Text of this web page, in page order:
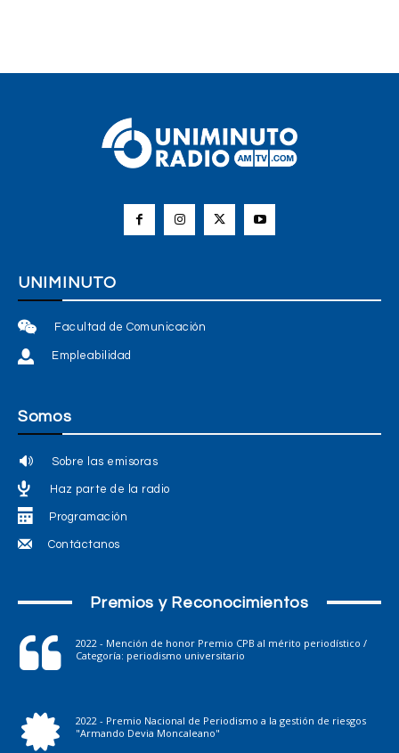
UNIMINUTO
Facultad de Comunicación
Empleabilidad
Somos
Sobre las emisoras
Haz parte de la radio
Programación
Contáctanos
Premios y Reconocimientos
2022 - Mención de honor Premio CPB al mérito periodístico /
Categoría: periodismo universitario
2022 - Premio Nacional de Periodismo a la gestión de riesgos
"Armando Devia Moncaleano"